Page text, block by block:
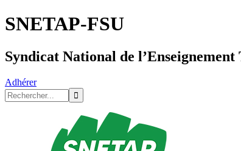
SNETAP-FSU
Syndicat National de
Adhérer